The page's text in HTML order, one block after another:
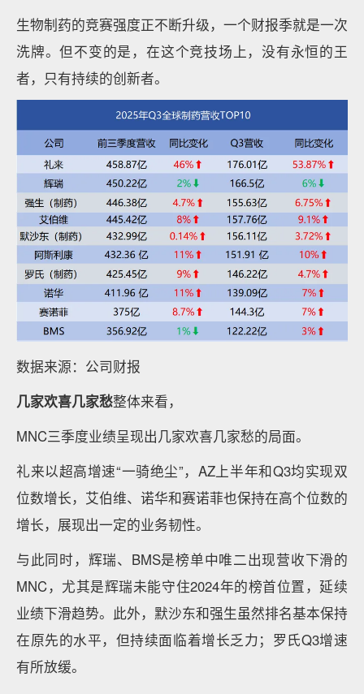
生物制药的竞赛强度正不断升级，一个财报季就是一次
洗牌。但不变的是，在这个竞技场上，没有永恒的王
者，只有持续的创新者。
数据来源：公司财报
几家欢喜几家愁整体来看，
MNC三季度业绩呈现出几家欢喜几家愁的局面。
礼来以超高增速“一骑绝尘”，AZ上半年和Q3均实现双
位数增长，艾伯维、诺华和赛诺菲也保持在高个位数的
增长，展现出一定的业务韧性。
与此同时，辉瑞、BMS是榜单中唯二出现营收下滑的
MNC，尤其是辉瑞未能守住2024年的榜首位置，延续
业绩下滑趋势。此外，默沙东和强生虽然排名基本保持
在原先的水平，但持续面临着增长乏力；罗氏Q3增速
有所放缓。